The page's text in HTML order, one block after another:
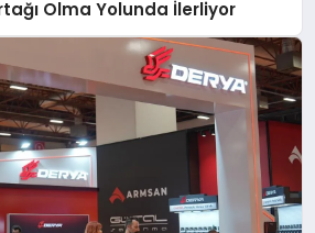
Olma Yolunda İlerliyor